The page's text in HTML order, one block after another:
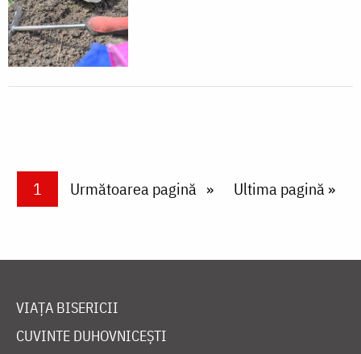
PaginareCurrent page
1 Next page
Următoarea pagină Last page
Ultima pagină »
VIAȚA BISERICII
CUVINTE DUHOVNICEȘTI